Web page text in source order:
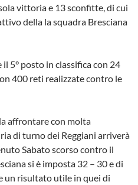
vittoria e 13 sconfitte, di cui
della la squadra Bresciana
5° posto in classifica con 24
400 reti realizzate contro le
affrontare con molta
di turno dei Reggiani arriverà
Sabato scorso contro il
si è imposta 32 – 30 e di
un risultato utile in quei di